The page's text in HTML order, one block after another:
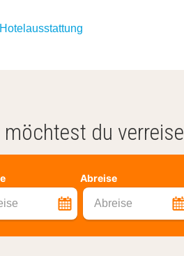
möchtest du
Abreise
Abreise